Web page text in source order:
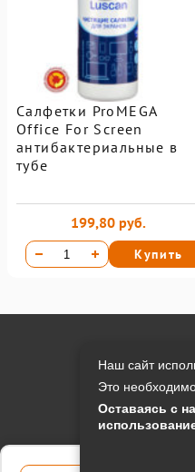
Салфетки ProMEGA
Office For Screen
антибактериальные в
тубе
199,80 руб.
Купить
Онлайн
Наш сайт
Это
Оставаясь с